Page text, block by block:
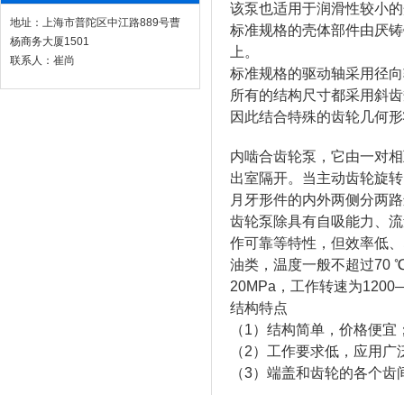
地址：上海市普陀区中江路889号曹
杨商务大厦1501
联系人：崔尚
该泵也适用于润滑性较小
标准规格的壳体部件由厌
上。
标准规格的驱动轴采用径
所有的结构尺寸都采用斜
因此结合特殊的齿轮几何
内啮合齿轮泵，它由一对
出室隔开。当主动齿轮旋
月牙形件的内外两侧分两
齿轮泵除具有自吸能力、
作可靠等特性，但效率低
油类，温度一般不超过70
20MPa，工作转速为
结构特点
（1）结构简单，价格便宜
（2）工作要求低，应用广
（3）端盖和齿轮的各个